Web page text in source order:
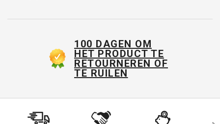
100 DAGEN OM
HET PRODUCT TE
RETOURNEREN OF
TE RUILEN